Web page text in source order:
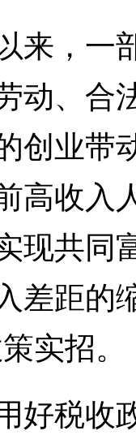
，一
动、合
创业带
高收入
现共同
差距的
实招。
税收